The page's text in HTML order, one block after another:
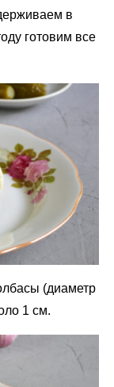
в
готовим все
(диаметр
1 см.